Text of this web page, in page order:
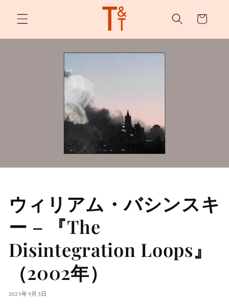
スキッ
プ
ー
ウィリアム・バシンスキ
ー – 『The
Disintegration Loops』
（2002年）
2025年9月3日